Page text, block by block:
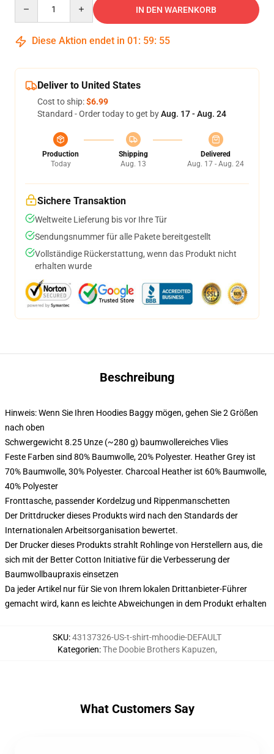
IN DEN WARENKORB
Diese Aktion endet in 01 : 59: 54
Deliver to United States
Cost to ship:$6.99
Standard - Order today to get byAug. 17 - Aug. 24
Production
Today
Shipping
Aug. 13
Delivered
Aug. 17 - Aug. 24
Sichere Transaktion
Weltweite Lieferung bis vor Ihre Tür
Sendungsnummer für alle Pakete bereitgestellt
Vollständige Rückerstattung, wenn das Produkt nicht
erhalten wurde
Beschreibung
Hinweis: Wenn Sie Ihren Hoodies Baggy mögen, gehen Sie 2 Größen
nach oben
Schwergewicht 8.25 Unze (~280 g) baumwollereiches Vlies
Feste Farben sind 80% Baumwolle, 20% Polyester. Heather Grey ist
70% Baumwolle, 30% Polyester. Charcoal Heather ist 60% Baumwolle,
40% Polyester
Fronttasche, passender Kordelzug und Rippenmanschetten
Der Drittdrucker dieses Produkts wird nach den Standards der
Internationalen Arbeitsorganisation bewertet.
Der Drucker dieses Produkts strahlt Rohlinge von Herstellern aus, die
sich mit der Better Cotton Initiative für die Verbesserung der
Baumwollbaupraxis einsetzen
Da jeder Artikel nur für Sie von Ihrem lokalen Drittanbieter-Führer
gemacht wird, kann es leichte Abweichungen in dem Produkt erhalten
SKU:43137326-US-t-shirt-mhoodie-DEFAULT
Kategorien:The Doobie Brothers Kapuzen,
What Customers Say